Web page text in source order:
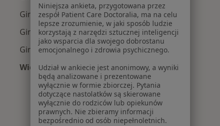
Ginekolodzy z NFZ w Swarzędzu
Ginekolodzy z Allianz w Swarzędzu
Ginekolodzy z LUX MED w Swarzędzu
Więcej (1)
Więcej w kategorii: Najpopularniejsze
Niniejsza ankieta, przygotowana przez
zespół Patient Care Doctoralia, ma na celu
lepsze zrozumienie, w jaki sposób ludzie
korzystają z narzędzi sztucznej inteligencji
jako wsparcia dla swojego dobrostanu
emocjonalnego i zdrowia psychicznego.
Udział w ankiecie jest anonimowy, a wyniki
będą analizowane i prezentowane
wyłącznie w formie zbiorczej. Pytania
dotyczące nastolatków są skierowane
wyłącznie do rodziców lub opiekunów
prawnych. Nie zbieramy informacji
bezpośrednio od osób niepełnoletnich.